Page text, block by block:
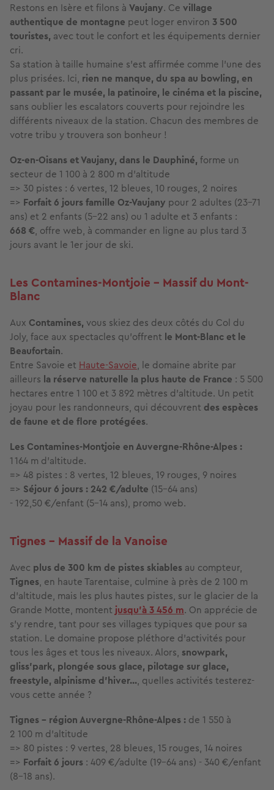
Restons en Isère et filons à Vaujany. Ce village
authentique de montagne peut loger environ 3 500
touristes, avec tout le confort et les équipements dernier
cri.
Sa station à taille humaine s'est affirmée comme l'une des
plus prisées. Ici, rien ne manque, du spa au bowling, en
passant par le musée, la patinoire, le cinéma et la piscine,
sans oublier les escalators couverts pour rejoindre les
différents niveaux de la station. Chacun des membres de
votre tribu y trouvera son bonheur !
Oz-en-Oisans et Vaujany, dans le Dauphiné, forme un
secteur de 1 100 à 2 800 m d'altitude
=> 30 pistes : 6 vertes, 12 bleues, 10 rouges, 2 noires
=> Forfait 6 jours famille Oz-Vaujany pour 2 adultes (23-71
ans) et 2 enfants (5-22 ans) ou 1 adulte et 3 enfants :
668 €, offre web, à commander en ligne au plus tard 3
jours avant le 1er jour de ski.
Les Contamines-Montjoie - Massif du Mont-
Blanc
Aux Contamines, vous skiez des deux côtés du Col du
Joly, face aux spectacles qu’offrent le Mont-Blanc et le
Beaufortain.
Entre Savoie et Haute-Savoie, le domaine abrite par
ailleurs la réserve naturelle la plus haute de France : 5 500
hectares entre 1 100 et 3 892 mètres d’altitude. Un petit
joyau pour les randonneurs, qui découvrent des espèces
de faune et de flore protégées.
Les Contamines-Montjoie en Auvergne-Rhône-Alpes :
1 164 m d'altitude.
=> 48 pistes : 8 vertes, 12 bleues, 19 rouges, 9 noires
=> Séjour 6 jours : 242 €/adulte (15-64 ans)
- 192,50 €/enfant (5-14 ans), promo web.
Tignes - Massif de la Vanoise
Avec plus de 300 km de pistes skiables au compteur,
Tignes, en haute Tarentaise, culmine à près de 2 100 m
d'altitude, mais les plus hautes pistes, sur le glacier de la
Grande Motte, montent jusqu’à 3 456 m. On apprécie de
s'y rendre, tant pour ses villages typiques que pour sa
station. Le domaine propose pléthore d’activités pour
tous les âges et tous les niveaux. Alors, snowpark,
gliss’park, plongée sous glace, pilotage sur glace,
freestyle, alpinisme d'hiver..., quelles activités testerez-
vous cette année ?
Tignes - région Auvergne-Rhône-Alpes : de 1 550 à
2 100 m d'altitude
=> 80 pistes : 9 vertes, 28 bleues, 15 rouges, 14 noires
=> Forfait 6 jours : 409 €/adulte (19-64 ans) - 340 €/enfant
(8-18 ans).